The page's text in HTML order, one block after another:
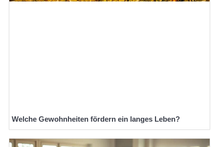
Welche Gewohnheiten fördern ein langes Leben?